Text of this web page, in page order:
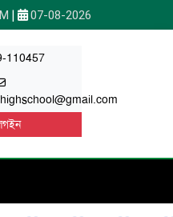
| 07-08-2026
110457